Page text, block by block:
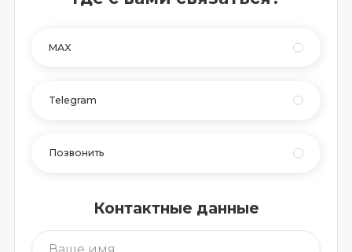
MAX
Telegram
Позвонить
Контактные данные